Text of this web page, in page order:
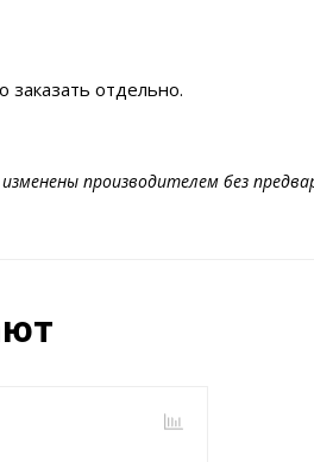
заказать отдельно.
производителем без